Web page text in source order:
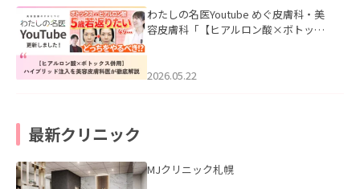
わたしの名医Youtube めぐ皮膚科・美
容皮膚科「【ヒアルロン酸×ボトック
た。
2026.05.22
最新クリニック
MJクリニック札幌